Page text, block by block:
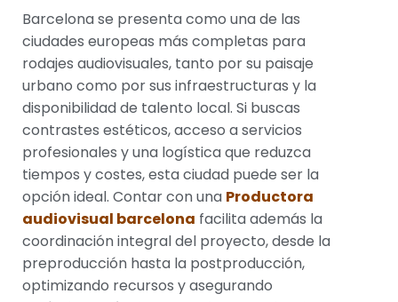
Barcelona se presenta como una de las
ciudades europeas más completas para
rodajes audiovisuales, tanto por su paisaje
urbano como por sus infraestructuras y la
disponibilidad de talento local. Si buscas
contrastes estéticos, acceso a servicios
profesionales y una logística que reduzca
tiempos y costes, esta ciudad puede ser la
opción ideal. Contar con una Productora
audiovisual barcelona facilita además la
coordinación integral del proyecto, desde la
preproducción hasta la postproducción,
optimizando recursos y asegurando